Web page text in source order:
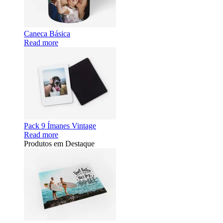
Caneca Básica
Read more
Pack 9 Ímanes Vintage
Read more
Produtos em Destaque